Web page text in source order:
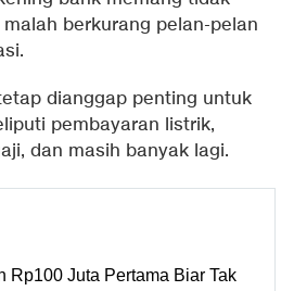
berkurang pelan-pelan
dianggap penting untuk
pembayaran listrik,
dan masih banyak lagi.
Rp100 Juta Pertama Biar Tak